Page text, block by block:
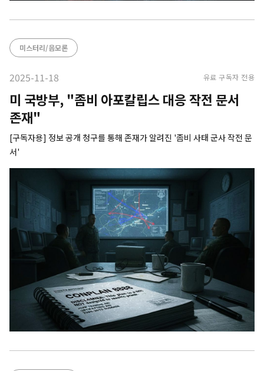
미스터리/음모론
2025-11-18 유료 구독자 전용
미 국방부, "좀비 아포칼립스 대응 작전 문서
존재"
[구독자용] 정보 공개 청구를 통해 존재가 알려진 '좀비 사태 군사 작전 문
서'